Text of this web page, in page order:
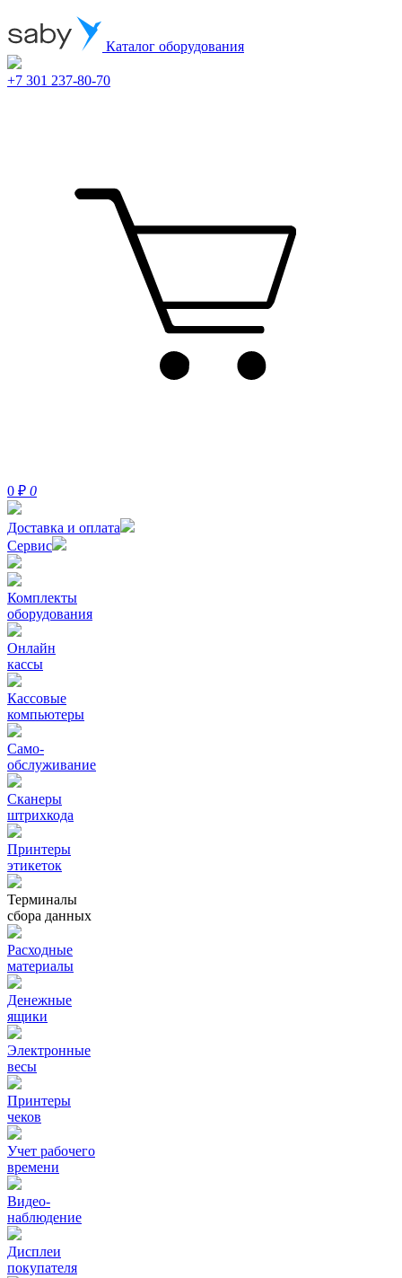
Каталог оборудования
+7 301 237-80-70
0 ₽ 0
Доставка и оплата
Сервис
Комплекты
оборудования
Онлайн
кассы
Кассовые
компьютеры
Само-
обслуживание
Сканеры
штрихкода
Принтеры
этикеток
Терминалы
сбора данных
Расходные
материалы
Денежные
ящики
Электронные
весы
Принтеры
чеков
Учет рабочего
времени
Видео‑
наблюдение
Дисплеи
покупателя